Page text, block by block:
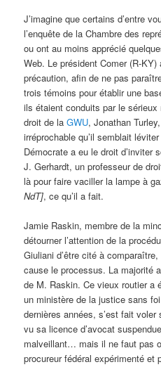
J’imagine que certains d’entre
l’enquête de la Chambre des
ou ont au moins apprécié
Web. Le président Comer (R-
précaution, afin de ne pas
trois témoins pour établir une
ils étaient conduits par le
droit de laGWU, Jonathan
irréprochable qu’il semblait
Démocrate a eu le droit d’inviter
J. Gerhardt, un professeur de
là pour faire vaciller la lampe à
NdT], ce qu’il a fait.
Jamie Raskin, membre de la
détourner l’attention de la
Giuliani d’être cité à
cause le processus. La majorité
de M. Raskin. Ce vieux routier a
un ministère de la justice sans
dernières années, s’est fait
vu sa licence d’avocat
malveillant… mais il ne faut pas
procureur fédéral expérimenté